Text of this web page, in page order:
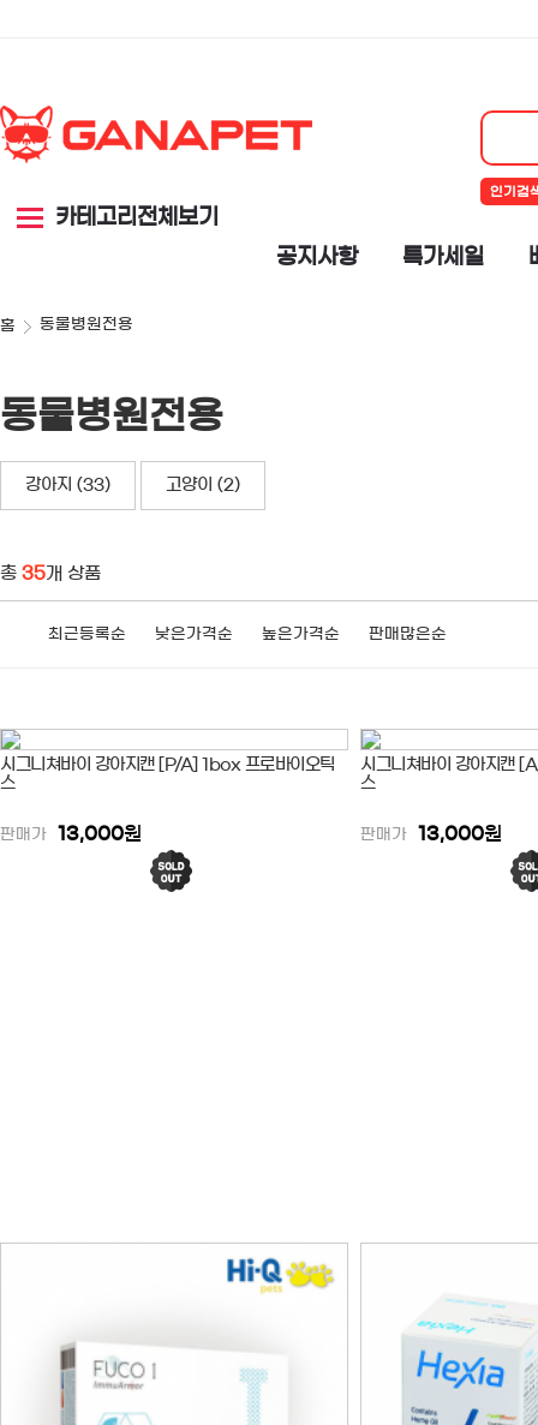
카테고리전체보기
인기검
공지사항 특가세일
홈 동물병원전용
동물병원전용
강아지 (33) 고양이 (2)
총 35개 상품
최근등록순 낮은가격순 높은가격순 판매많은순
시그니쳐바이 강아지캔 [P/A] 1box 프로바이오틱
스
판매가 13,000원
시그니쳐바이 강아지캔
스
판매가 13,000원